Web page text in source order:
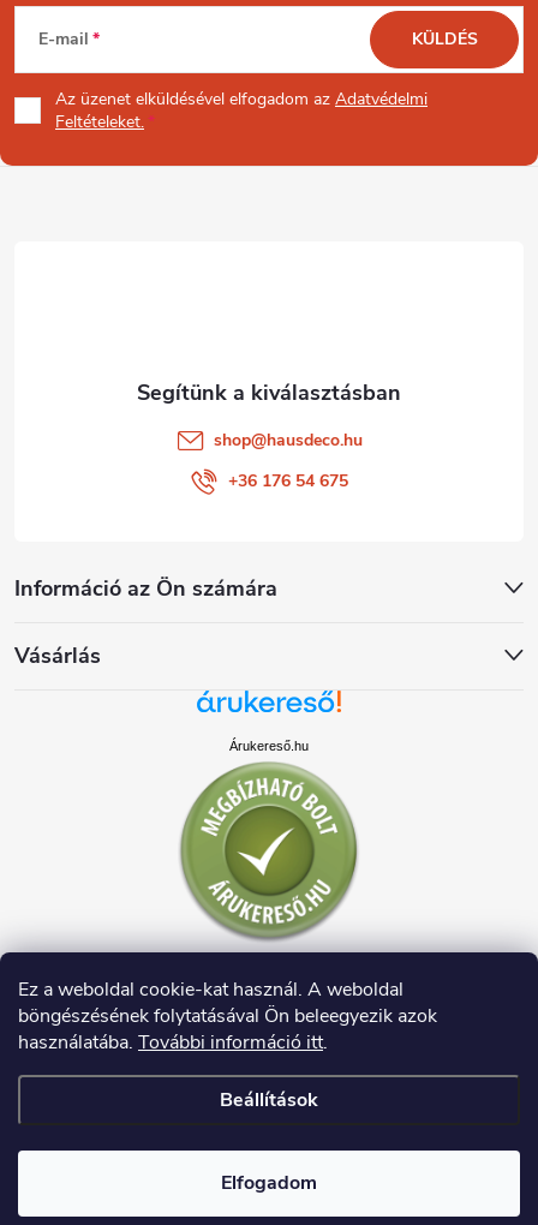
Ez a weboldal cookie-kat használ. A weboldal
böngészésének folytatásával Ön beleegyezik azok
használatába. További információ itt.
Beállítások
Elfogadom
L
á
b
E-mail
Az üzenet elküldésével elfogadom az Adatvédelmi
Feltételeket.
KÜLDÉS
Információ az Ön számára
Vásárlás
shop@hausdeco.hu
+36 176 54 675
Árukereső.hu
Shoptet készítette
Copyright 2026HAUSDECO.HU. Minden jog fenntartva.